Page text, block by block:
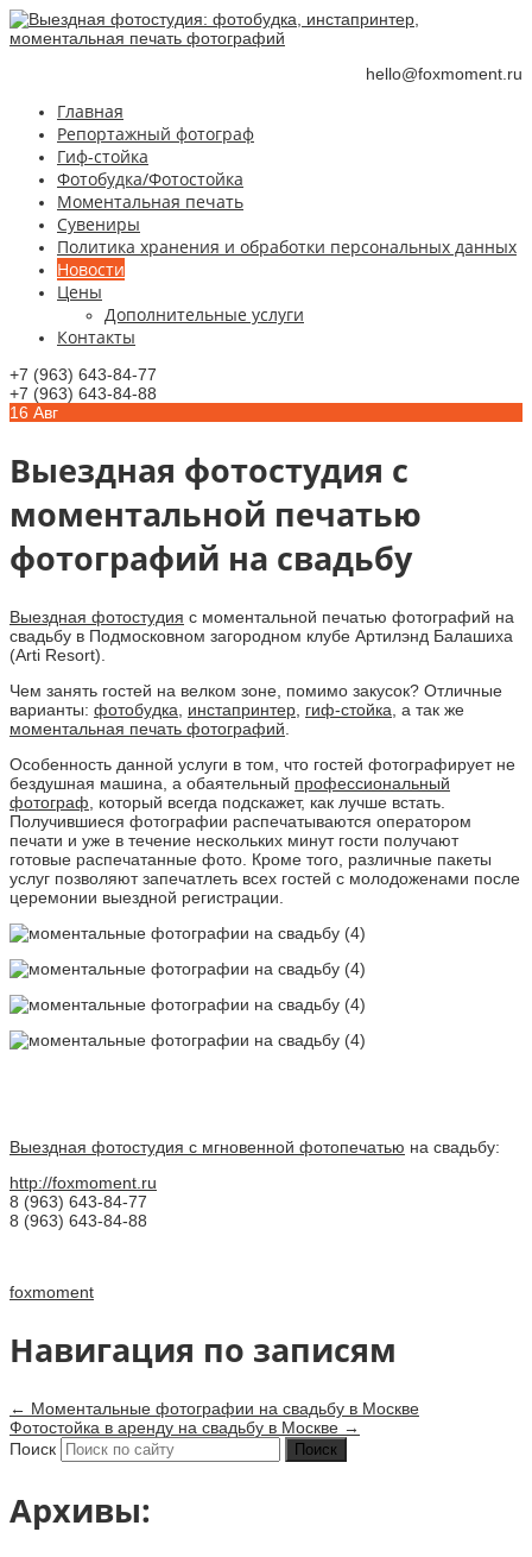
hello@foxmoment.ru
Главная
Репортажный фотограф
Гиф-стойка
Фотобудка/Фотостойка
Моментальная печать
Сувениры
Политика хранения и обработки персональных данных
Новости
Цены
Дополнительные услуги
Контакты
+7 (963) 643-84-77
+7 (963) 643-84-88
16 Авг
Выездная фотостудия с
моментальной печатью
фотографий на свадьбу
Выездная фотостудия с моментальной печатью фотографий на
свадьбу в Подмосковном загородном клубе Артилэнд Балашиха
(Arti Resort).
Чем занять гостей на велком зоне, помимо закусок? Отличные
варианты: фотобудка инстапринтер гиф-стойка , а так же
моментальная печать фотографий
Особенность данной услуги в том, что гостей фотографирует не
бездушная машина, а обаятельный профессиональный
фотограф , который всегда подскажет, как лучше встать.
Получившиеся фотографии распечатываются оператором
печати и уже в течение нескольких минут гости получают
готовые распечатанные фото. Кроме того, различные пакеты
услуг позволяют запечатлеть всех гостей с молодоженами после
церемонии выездной регистрации.
Выездная фотостудия с мгновенной фотопечатью на свадьбу:
http://foxmoment.ru
8 (963) 643-84-77
8 (963) 643-84-88
foxmoment
Навигация по записям
← Моментальные фотографии на свадьбу в Москве
Фотостойка в аренду на свадьбу в Москве →
Поиск
Архивы: